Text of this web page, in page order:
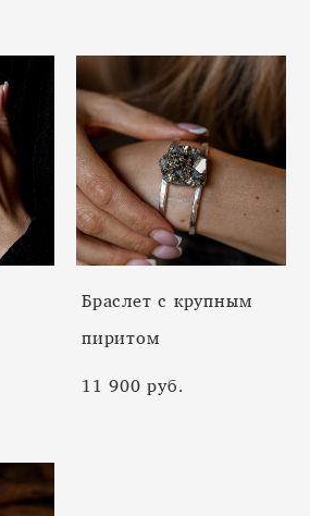
Браслет с крупным
пиритом
11 900 pуб.